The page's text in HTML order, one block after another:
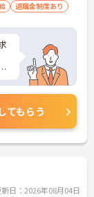
退職金制度あり
てもらう
日：2026年08月04日